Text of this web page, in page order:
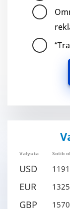
Valyuta Sotib
USD
EUR
GBP